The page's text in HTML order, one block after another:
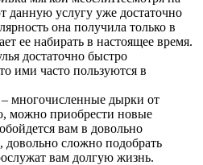
данную услугу уже достаточно
она получила только в
ее набирать в настоящее время.
достаточно быстро
ими часто пользуются в
многочисленные дырки от
можно приобрести новые
вам в довольно
сложно подобрать
вам долгую жизнь.